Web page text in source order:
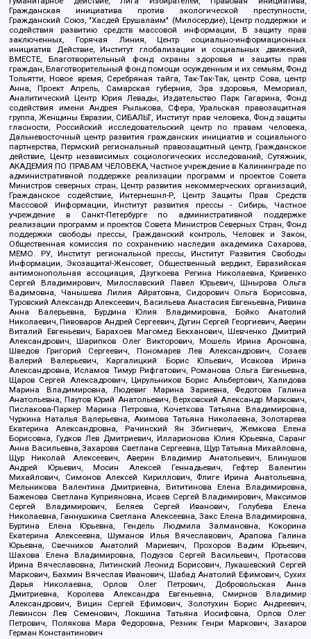
Гражданская инициатива против экологической преступности,
Гражданский Союз, "Хасдей Ерушалаим" (Милосердие), Центр поддержки и
содействия развитию средств массовой информации, В защиту прав
заключенных, Горячая Линия, Центр социально-информационных
инициатив Действие, Институт глобализации и социальных движений,
ВМЕСТЕ, Благотворительный фонд охраны здоровья и защиты прав
граждан, Благотворительный фонд помощи осужденным и их семьям, Фонд
Тольятти, Новое время, Серебряная тайга, Так-Так-Так, центр Сова, центр
Анна, Проект Апрель, Самарская губерния, Эра здоровья, Мемориал,
Аналитический Центр Юрия Левады, Издательство Парк Гагарина, Фонд
содействия имени Андрея Рылькова, Сфера, Уральская правозащитная
группа, Женщины Евразии, СИБАЛЬТ, Институт прав человека, Фонд защиты
гласности, Российский исследовательский центр по правам человека,
Дальневосточный центр развития гражданских инициатив и социального
партнерства, Пермский региональный правозащитный центр, Гражданское
действие, Центр независимых социологических исследований, Сутяжник,
АКАДЕМИЯ ПО ПРАВАМ ЧЕЛОВЕКА, Частное учреждение в Калининграде по
административной поддержке реализации программ и проектов Совета
Министров северных стран, Центр развития некоммерческих организаций,
Гражданское содействие, Интернешнл-Р, Центр Защиты Прав Средств
Массовой Информации, Институт развития прессы - Сибирь, Частное
учреждение в Санкт-Петербурге по административной поддержке
реализации программ и проектов Совета Министров Северных Стран, Фонд
поддержки свободы прессы, Гражданский контроль, Человек и Закон,
Общественная комиссия по сохранению наследия академика Сахарова,
МЕМО. РУ, Институт региональной прессы, Институт Развития Свободы
Информации, Экозащита!-Женсовет, Общественный вердикт, Евразийская
антимонопольная ассоциация, Дзугкоева Регина Николаевна, Кривенко
Сергей Владимирович, Милославский Павел Юрьевич, Шнырова Ольга
Вадимовна, Чанышева Лилия Айратовна, Сидорович Ольга Борисовна,
Туровский Александр Алексеевич, Васильева Анастасия Евгеньевна, Ривина
Анна Валерьевна, Бурдина Юлия Владимировна, Бойко Анатолий
Николаевич, Пивоваров Андрей Сергеевич, Дугин Сергей Георгиевич, Аверин
Виталий Евгеньевич, Барахоев Магомед Бекханович, Шевченко Дмитрий
Александрович, Шарипков Олег Викторович, Мошель Ирина Ароновна,
Шведов Григорий Сергеевич, Пономарев Лев Александрович, Созаев
Валерий Валерьевич, Каргалицкий Борис Юльевич, Исакова Ирина
Александровна, Исламов Тимур Рифгатович, Романова Ольга Евгеньевна,
Щаров Сергей Алексадрович, Цирульников Борис Альбертович, Халидова
Марина Владимировна, Людевиг Марина Зариевна, Федотова Галина
Анатольевна, Паутов Юрий Анатольевич, Верховский Александр Маркович,
Пислакова-Паркер Марина Петровна, Кочеткова Татьяна Владимировна,
Чуркина Наталья Валерьевна, Акимова Татьяна Николаевна, Золотарева
Екатерина Александровна, Рачинский Ян Збигневич, Жемкова Елена
Борисовна, Гудков Лев Дмитриевич, Илларионова Юлия Юрьевна, Саранг
Анна Васильевна, Захарова Светлана Сергеевна, Щур Татьяна Михайловна,
Щур Николай Алексеевич, Аверин Владимир Анатольевич, Блинушов
Андрей Юрьевич, Мосин Алексей Геннадьевич, Гефтер Валентин
Михайлович, Симонов Алексей Кириллович, Флиге Ирина Анатольевна,
Мельникова Валентина Дмитриевна, Вититинова Елена Владимировна,
Баженова Светлана Куприяновна, Исаев Сергей Владимирович, Максимов
Сергей Владимирович, Беляев Сергей Иванович, Голубева Елена
Николаевна, Ганнушкина Светлана Алексеевна, Закс Елена Владимировна,
Буртина Елена Юрьевна, Гендель Людмила Залмановна, Кокорина
Екатерина Алексеевна, Шуманов Илья Вячеславович, Арапова Галина
Юрьевна, Свечников Анатолий Мариевич, Прохоров Вадим Юрьевич,
Шахова Елена Владимировна, Подузов Сергей Васильевич, Протасова
Ирина Вячеславовна, Литинский Леонид Борисович, Лукашевский Сергей
Маркович, Бахмин Вячеслав Иванович, Шабад Анатолий Ефимович, Сухих
Дарья Николаевна, Орлов Олег Петрович, Добровольская Анна
Дмитриевна, Королева Александра Евгеньевна, Смирнов Владимир
Александрович, Вицин Сергей Ефимович, Золотухин Борис Андреевич,
Левинсон Лев Семенович, Локшина Татьяна Иосифовна, Орлов Олег
Петрович, Полякова Мара Федоровна, Резник Генри Маркович, Захаров
Герман Константинович